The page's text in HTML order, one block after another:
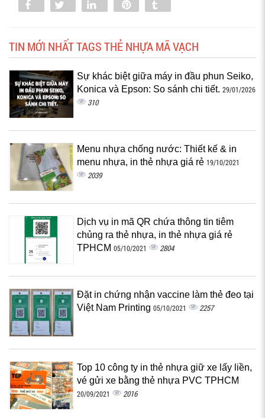
Share Tweet Share
TIN MỚI NHẤT TAGS THẺ NHỰA MÃ VẠCH
Sự khác biệt giữa máy in đầu phun Seiko,
Konica và Epson: So sánh chi tiết. 29/01/2026
310
Menu nhựa chống nước: Thiết kế & in
menu nhựa, in thẻ nhựa giá rẻ 19/10/2021
2039
Dịch vụ in mã QR chứa thông tin tiêm
chủng ra thẻ nhựa, in thẻ nhựa giá rẻ
TPHCM 05/10/2021 2804
Đặt in chứng nhận vaccine làm thẻ đeo tại
Việt Nam Printing 05/10/2021 2257
Top 10 công ty in thẻ nhựa giữ xe lấy liền,
vé gửi xe bằng thẻ nhựa PVC TPHCM
20/09/2021 2016